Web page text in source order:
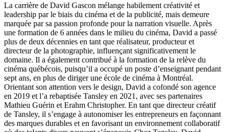
La carrière de David Gascon mélange habilement créativité et
leadership par le biais du cinéma et de la publicité, mais demeure
marquée par sa passion profonde pour la narration visuelle. Après
une formation de 6 années dans le milieu du cinéma, David a passé
plus de deux décennies en tant que réalisateur, producteur et
directeur de la photographie, influençant significativement le
domaine. Il a également contribué à la formation de la relève du
cinéma québécois, puisqu’il a occupé un poste d’enseignant pendant
sept ans, en plus de diriger une école de cinéma à Montréal.
Orientant son attention vers le design, David a cofondé son agence
en 2019 et l’a rebaptisée Tansley en 2021, avec ses partenaires
Mathieu Guérin et Erahm Christopher. En tant que directeur créatif
de Tansley, il s’engage à autonomiser les entrepreneurs en façonnant
des marques durables et en favorisant un environnement collaboratif